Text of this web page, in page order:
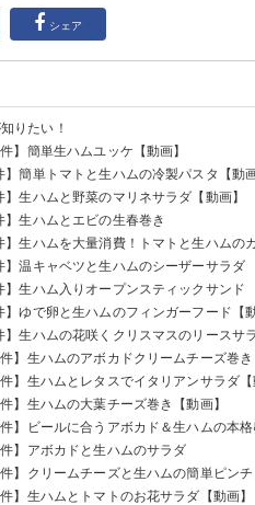
シェア
りたい！
】簡単生ハムユッケ【動画】
】簡単トマトと生ハムの冷製パスタ【動画
】生ハムと野菜のマリネサラダ【動画】
】生ハムとエビの生春巻き
】生ハムを大量消費！トマトと生ハムの
】温キャベツと生ハムのシーザーサラダ
】生ハム入りオープンスティックサンド
】ゆで卵と生ハムのフィンガーフード【動
】生ハムの花咲くクリスマスのリースサ
】生ハムのアボカドクリームチーズ巻き
】生ハムとレタスでイタリアンサラダ【
】生ハムの大葉チーズ巻き【動画】
】ビールに合うアボカド＆生ハムの本
】アボカドと生ハムのサラダ
】クリームチーズと生ハムの簡単ピンチ
】生ハムとトマトのお花サラダ【動画】